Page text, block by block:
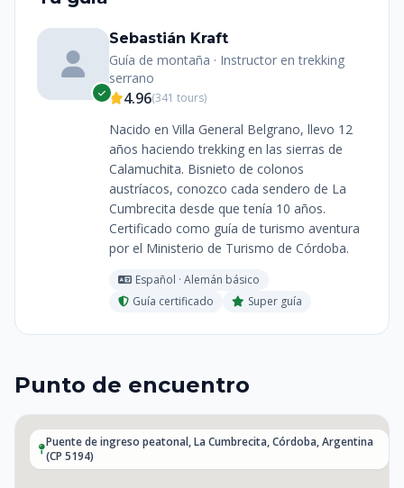
Sebastián Kraft
Guía de montaña · Instructor en trekking
serrano
4.96(341 tours)
Nacido en Villa General Belgrano, llevo 12
años haciendo trekking en las sierras de
Calamuchita. Bisnieto de colonos
austríacos, conozco cada sendero de La
Cumbrecita desde que tenía 10 años.
Certificado como guía de turismo aventura
por el Ministerio de Turismo de Córdoba.
Español · Alemán básico
Guía certificado
Super guía
Punto de encuentro
Puente de ingreso peatonal, La Cumbrecita, Córdoba, Argentina
(CP 5194)